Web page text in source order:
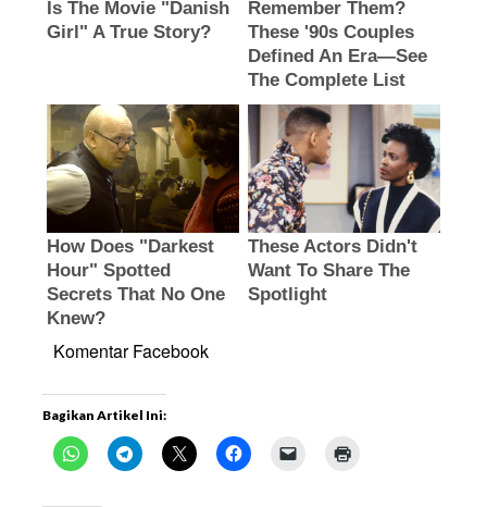
Komentar Facebook
Bagikan Artikel Ini: